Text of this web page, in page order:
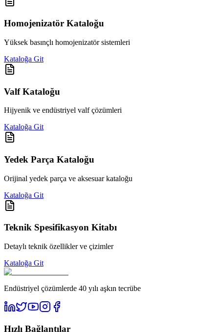
Homojenizatör Kataloğu
Yüksek basınçlı homojenizatör sistemleri
Kataloğa Git
Valf Kataloğu
Hijyenik ve endüstriyel valf çözümleri
Kataloğa Git
Yedek Parça Kataloğu
Orijinal yedek parça ve aksesuar kataloğu
Kataloğa Git
Teknik Spesifikasyon Kitabı
Detaylı teknik özellikler ve çizimler
Kataloğa Git
Endüstriyel çözümlerde 40 yılı aşkın tecrübe
Hızlı Bağlantılar